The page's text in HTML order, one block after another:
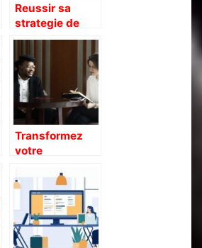
Reussir sa
strategie de
marketing
immobilier :
quelques
conseils avises
Transformez
votre
entreprise
grace aux
solutions RH :
La cle de la
reussite